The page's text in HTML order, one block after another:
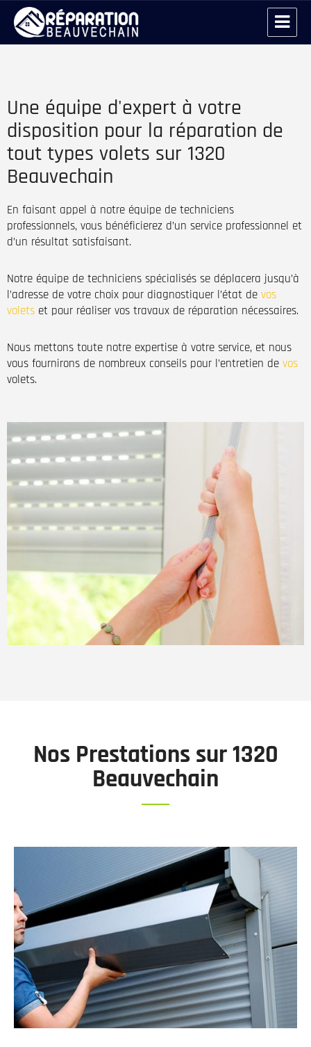
Réparation volet roulant Beauvechain
Une équipe d'expert à votre
disposition pour la réparation de
tout types volets sur 1320
Beauvechain
En faisant appel à notre équipe de techniciens
professionnels, vous bénéficierez d’un service professionnel et
d’un résultat satisfaisant.
Notre équipe de techniciens spécialisés se déplacera jusqu’à
l’adresse de votre choix pour diagnostiquer l’état de vos
volets et pour réaliser vos travaux de réparation nécessaires.
Nous mettons toute notre expertise à votre service, et nous
vous fournirons de nombreux conseils pour l’entretien de vos
volets.
Nos Prestations sur 1320
Beauvechain